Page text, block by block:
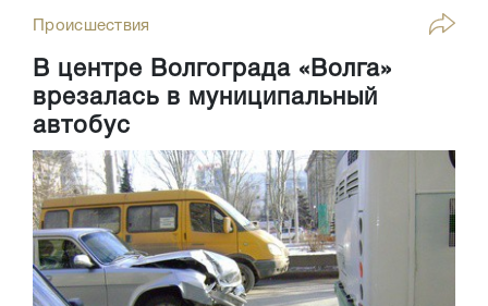
Происшествия
В центре Волгограда «Волга»
врезалась в муниципальный
автобус